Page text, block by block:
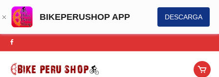
BIKEPERUSHOP APP DESCARGA
Saltar
al
contenido